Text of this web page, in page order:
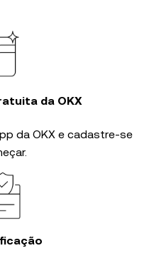
da OKX
da OKX e cadastre-se